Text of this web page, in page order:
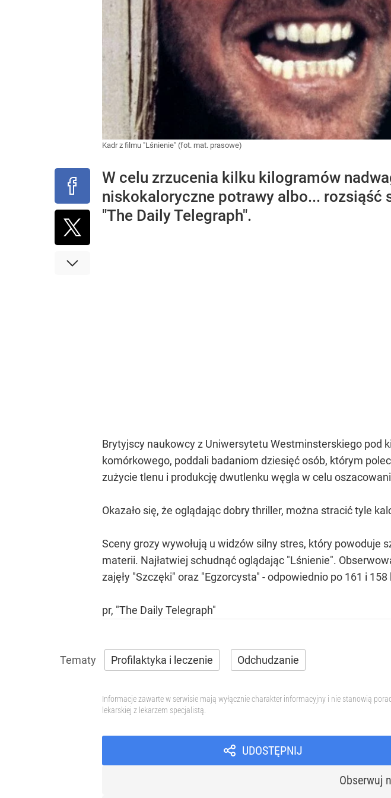
Kadr z filmu "Lśnienie" (fot. mat. prasowe)
W celu zrzucenia kilku kilogramów
niskokaloryczne potrawy albo... rozsiąść
"The Daily Telegraph".
Brytyjscy naukowcy z Uniwersytetu Westminsterskiego
komórkowego, poddali badaniom dziesięć osób, którym
zużycie tlenu i produkcję dwutlenku węgla w celu
Okazało się, że oglądając dobry thriller, można stracić tyle
Sceny grozy wywołują u widzów silny stres, który powoduje
materii. Najłatwiej schudnąć oglądając "Lśnienie".
zajęły "Szczęki" oraz "Egzorcysta" - odpowiednio po 161 i 158
pr, "The Daily Telegraph"
Profilaktyka i leczenie Odchudzanie
Informacje zawarte w serwisie mają wyłącznie charakter informacyjny i nie stanowią
lekarskiej z lekarzem specjalistą.
UDOSTĘPNIJ
Obserwuj